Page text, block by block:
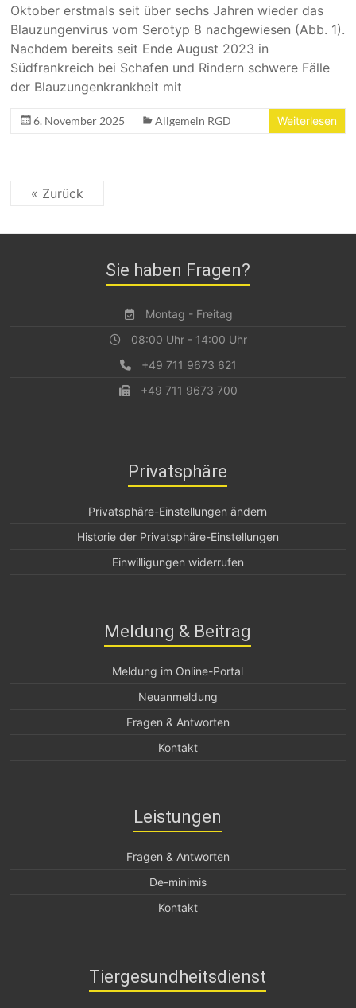
Oktober erstmals seit über sechs Jahren wieder das
Blauzungenvirus vom Serotyp 8 nachgewiesen (Abb. 1).
Nachdem bereits seit Ende August 2023 in
Südfrankreich bei Schafen und Rindern schwere Fälle
der Blauzungenkrankheit mit
6. November 2025 Allgemein RGD Weiterlesen
« Zurück
Sie haben Fragen?
Montag - Freitag
08:00 Uhr - 14:00 Uhr
+49 711 9673 621
+49 711 9673 700
Privatsphäre
Privatsphäre-Einstellungen ändern
Historie der Privatsphäre-Einstellungen
Einwilligungen widerrufen
Meldung & Beitrag
Meldung im Online-Portal
Neuanmeldung
Fragen & Antworten
Kontakt
Leistungen
Fragen & Antworten
De-minimis
Kontakt
Tiergesundheitsdienst